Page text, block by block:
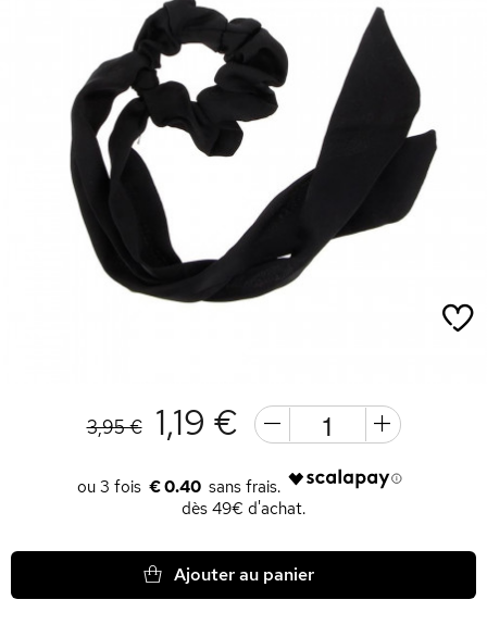
3,95 € 1,19 €
€ 0.40
dès 49€ d'achat.
Ajouter au panier